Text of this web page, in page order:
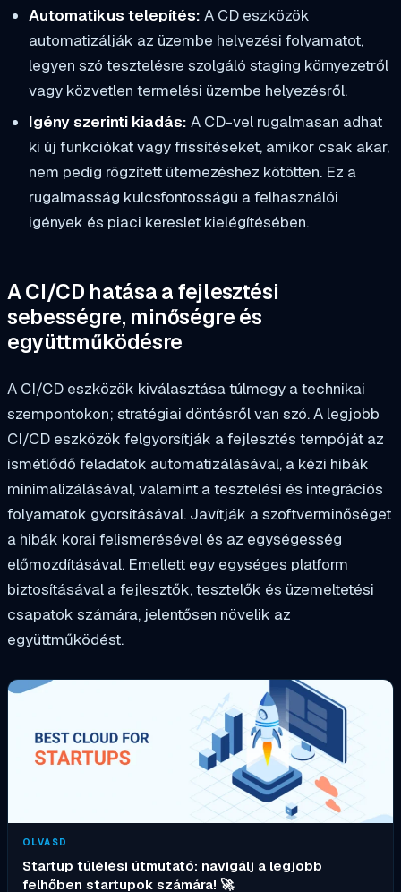
Automatikus telepítés: A CD eszközök
automatizálják az üzembe helyezési folyamatot,
legyen szó tesztelésre szolgáló staging környezetről
vagy közvetlen termelési üzembe helyezésről.
Igény szerinti kiadás: A CD-vel rugalmasan adhat
ki új funkciókat vagy frissítéseket, amikor csak akar,
nem pedig rögzített ütemezéshez kötötten. Ez a
rugalmasság kulcsfontosságú a felhasználói
igények és piaci kereslet kielégítésében.
A CI/CD hatása a fejlesztési
sebességre, minőségre és
együttműködésre
A CI/CD eszközök kiválasztása túlmegy a technikai
szempontokon; stratégiai döntésről van szó. A legjobb
CI/CD eszközök felgyorsítják a fejlesztés tempóját az
ismétlődő feladatok automatizálásával, a kézi hibák
minimalizálásával, valamint a tesztelési és integrációs
folyamatok gyorsításával. Javítják a szoftverminőséget
a hibák korai felismerésével és az egységesség
előmozdításával. Emellett egy egységes platform
biztosításával a fejlesztők, tesztelők és üzemeltetési
csapatok számára, jelentősen növelik az
együttműködést.
OLVASD
Startup túlélési útmutató: navigálj a legjobb
felhőben startupok számára! 🚀